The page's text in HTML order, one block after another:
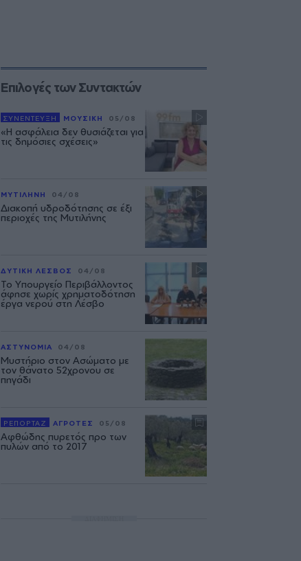
Επιλογές των Συντακτών
ΣΥΝΕΝΤΕΥΞΗ ΜΟΥΣΙΚΗ 05/08
«Η ασφάλεια δεν θυσιάζεται για
τις δημόσιες σχέσεις»
ΜΥΤΙΛΗΝΗ 04/08
Διακοπή υδροδότησης σε έξι
περιοχές της Μυτιλήνης
ΔΥΤΙΚΗ ΛΕΣΒΟΣ 04/08
Το Υπουργείο Περιβάλλοντος
άφησε χωρίς χρηματοδότηση
έργα νερού στη Λέσβο
ΑΣΤΥΝΟΜΙΑ 04/08
Μυστήριο στον Ασώματο με
τον θάνατο 52χρονου σε
πηγάδι
ΡΕΠΟΡΤΑΖ ΑΓΡΟΤΕΣ 05/08
Αφθώδης πυρετός προ των
πυλών από το 2017